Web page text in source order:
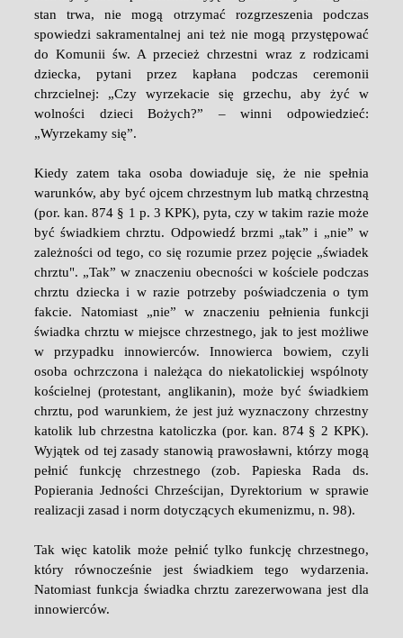
stan trwa, nie mogą otrzymać rozgrzeszenia podczas
spowiedzi sakramentalnej ani też nie mogą przystępować
do Komunii św. A przecież chrzestni wraz z rodzicami
dziecka, pytani przez kapłana podczas ceremonii
chrzcielnej: „Czy wyrzekacie się grzechu, aby żyć w
wolności dzieci Bożych?” – winni odpowiedzieć:
„Wyrzekamy się”.
Kiedy zatem taka osoba dowiaduje się, że nie spełnia
warunków, aby być ojcem chrzestnym lub matką chrzestną
(por. kan. 874 § 1 p. 3 KPK), pyta, czy w takim razie może
być świadkiem chrztu. Odpowiedź brzmi „tak” i „nie” w
zależności od tego, co się rozumie przez pojęcie „świadek
chrztu". „Tak” w znaczeniu obecności w kościele podczas
chrztu dziecka i w razie potrzeby poświadczenia o tym
fakcie. Natomiast „nie” w znaczeniu pełnienia funkcji
świadka chrztu w miejsce chrzestnego, jak to jest możliwe
w przypadku innowierców. Innowierca bowiem, czyli
osoba ochrzczona i należąca do niekatolickiej wspólnoty
kościelnej (protestant, anglikanin), może być świadkiem
chrztu, pod warunkiem, że jest już wyznaczony chrzestny
katolik lub chrzestna katoliczka (por. kan. 874 § 2 KPK).
Wyjątek od tej zasady stanowią prawosławni, którzy mogą
pełnić funkcję chrzestnego (zob. Papieska Rada ds.
Popierania Jedności Chrześcijan, Dyrektorium w sprawie
realizacji zasad i norm dotyczących ekumenizmu, n. 98).
Tak więc katolik może pełnić tylko funkcję chrzestnego,
który równocześnie jest świadkiem tego wydarzenia.
Natomiast funkcja świadka chrztu zarezerwowana jest dla
innowierców.